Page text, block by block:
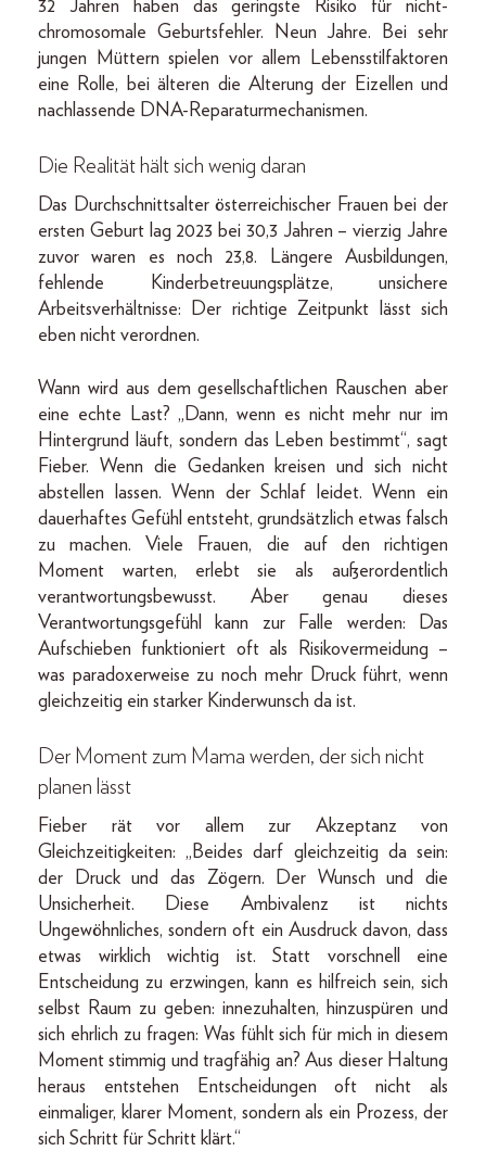
32 Jahren haben das geringste Risiko für nicht-
chromosomale Geburts­fehler. Neun Jahre. Bei sehr
jungen Müttern spielen vor allem Lebensstilfaktoren
eine Rolle, bei älteren die Alterung der Eizellen und
nachlassende DNA-Reparaturmechanismen.
Die Realität hält sich wenig daran
Das Durchschnittsalter österreichischer Frauen bei der
ersten Geburt lag 2023 bei 30,3 Jahren – vierzig Jahre
zuvor waren es noch 23,8. Längere Ausbildungen,
fehlende Kinderbetreuungsplätze, unsichere
Arbeitsverhältnisse: Der richtige Zeitpunkt lässt sich
eben nicht verordnen.
Wann wird aus dem gesellschaftlichen Rauschen aber
eine echte Last? „Dann, wenn es nicht mehr nur im
Hintergrund läuft, sondern das Leben bestimmt“, sagt
Fieber. Wenn die Gedanken kreisen und sich nicht
abstellen lassen. Wenn der Schlaf leidet. Wenn ein
dauerhaftes Gefühl entsteht, grundsätzlich etwas falsch
zu machen. Viele Frauen, die auf den richtigen
Moment warten, erlebt sie als außerordentlich
verantwortungsbewusst. Aber genau dieses
Verantwortungsgefühl kann zur Falle werden: Das
Aufschieben funktioniert oft als Risikovermeidung –
was paradoxerweise zu noch mehr Druck führt, wenn
gleichzeitig ein starker Kinderwunsch da ist.
Der Moment zum Mama werden, der sich nicht
planen lässt
Fieber rät vor allem zur Akzeptanz von
Gleichzeitigkeiten: „Beides darf gleichzeitig da sein:
der Druck und das Zögern. Der Wunsch und die
Unsicherheit. Diese Ambivalenz ist nichts
Ungewöhnliches, sondern oft ein Ausdruck davon, dass
etwas wirklich wichtig ist. Statt vorschnell eine
Entscheidung zu erzwingen, kann es hilfreich sein, sich
selbst Raum zu geben: innezuhalten, hinzuspüren und
sich ehrlich zu fragen: Was fühlt sich für mich in diesem
Moment stimmig und tragfähig an? Aus dieser Haltung
heraus entstehen Entscheidungen oft nicht als
einmaliger, klarer Moment, sondern als ein Prozess, der
sich Schritt für Schritt klärt.“